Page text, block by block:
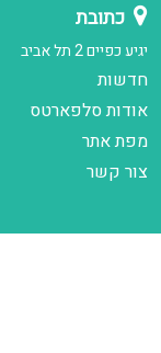
כתובת
יגיע כפיים 2 תל אביב
חדשות
אודות סלפארטס
מפת אתר
צור קשר